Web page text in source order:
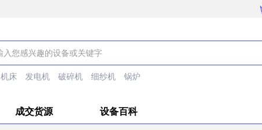
机床 发电机 破碎机 细纱机 锅炉
成交货源 设备百科